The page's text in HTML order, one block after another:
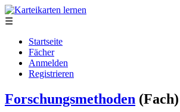
☰
Startseite
Fächer
Anmelden
Registrieren
Forschungsmethoden (Fach)